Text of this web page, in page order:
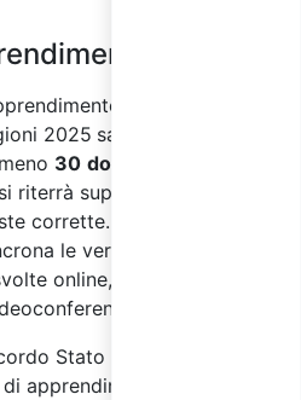
come previsto
2025 sarà sottoposto ai
30 domande
riterrà superato con
corrette. Nei corsi svolti
le verifiche di
online, per mezzo
Stato Regioni 2025, i
apprendimento saranno